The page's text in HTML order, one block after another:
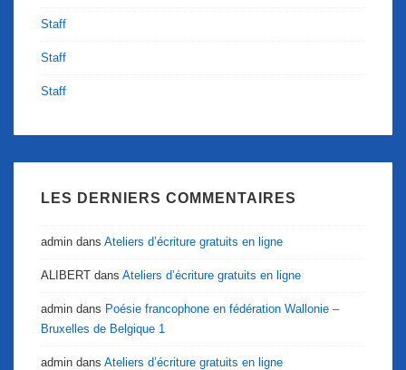
Staff
Staff
Staff
LES DERNIERS COMMENTAIRES
admin dans Ateliers d’écriture gratuits en ligne
ALIBERT dans Ateliers d’écriture gratuits en ligne
admin dans Poésie francophone en fédération Wallonie –
Bruxelles de Belgique 1
admin dans Ateliers d’écriture gratuits en ligne